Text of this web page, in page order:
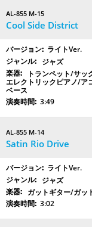
AL-855 M-15
Cool Side District
ライトVer.
ジャズ
トランペット/サ
エレクトリックピアノ/ア
ベース
3:49
AL-855 M-14
Satin Rio Drive
ライトVer.
ジャズ
ガットギター/ガッ
3:02